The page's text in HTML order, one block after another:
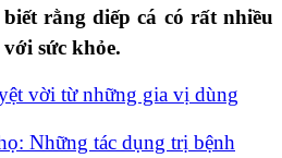
rằng diếp cá có rất nhiều
sức khỏe.
vời từ những gia vị dùng
Những tác dụng trị bệnh